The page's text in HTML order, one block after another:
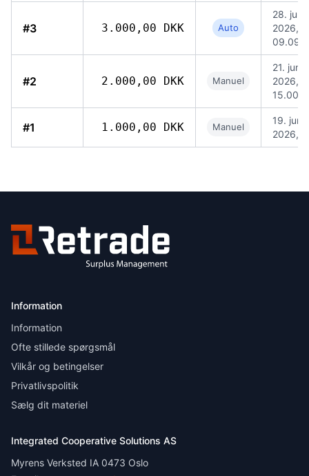
#3 3.000,00 DKK Auto
28. jun.
2026,
09.09
#2 2.000,00 DKK Manuel
21. jun.
2026,
15.00
#1 1.000,00 DKK Manuel
19. jun.
2026,
Information
Information
Ofte stillede spørgsmål
Vilkår og betingelser
Privatlivspolitik
Sælg dit materiel
Integrated Cooperative Solutions AS
Myrens Verksted IA 0473 Oslo